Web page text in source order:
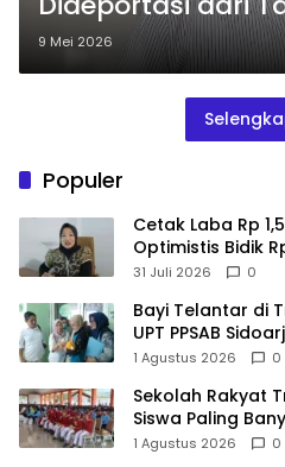
Delapan Tahun
9 Mei 2026
Populer
Cetak Laba Rp
Optimistis Bidik
Tahun
31 Juli 2026 0
Bayi Telantar di
UPT PPSAB
Diadopsi
1 Agustus 2026 0
Sekolah Rakyat
Siswa Paling
Gandusari
1 Agustus 2026 0